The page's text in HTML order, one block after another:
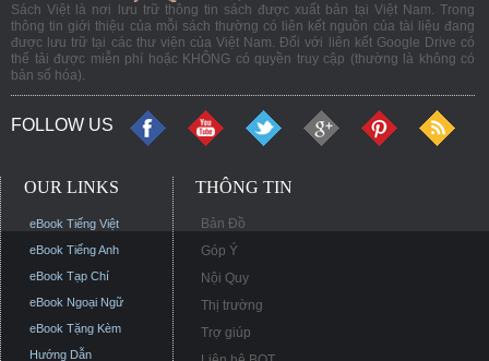
Sách Việt là nơi lưu trữ thông tin sách được xuất bản tại Việt Nam. Trong
thông tin giới thiệu của mỗi sách thường có liên kết nguồn của tài liệu đang
được lưu trữ tại các thư viện của Việt Nam. Đối với liên kết Google Drive có
thể tải được miễn phí hoặc KHÔNG có quyền truy cập (thường là không có
bản số hóa).
FOLLOW US
OUR LINKS
eBook Tiếng Việt
eBook Tiếng Anh
eBook Tạp Chí
eBook Ngoại Ngữ
eBook Tặng Kèm
Hướng Dẫn
THÔNG TIN
Bản Đồ
Góp Ý
Nội Quy
Thị trường
Trợ giúp